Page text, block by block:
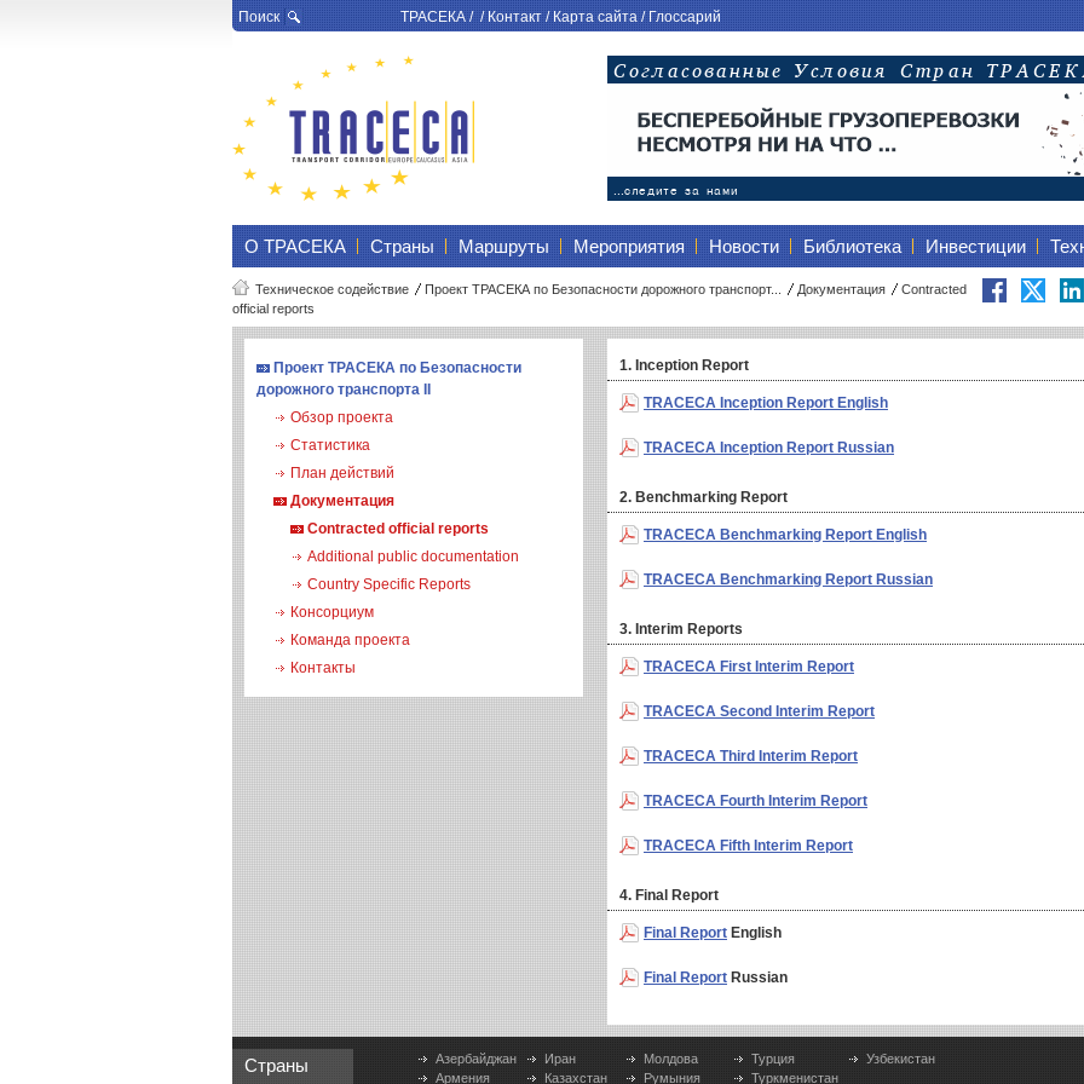
Поиск ТРАСЕКА/ /Контакт/Карта сайта/Глоссарий
О ТРАСЕКА Страны Маршруты Мероприятия Новости Библиотека Инвестиции
Техническое содействие Проект ТРАСЕКА по Безопасности дорожного транспорт... Документация
Contracted
official reports
Проект ТРАСЕКА по Безопасности
дорожного транспорта II
Обзор проекта
Статистика
План действий
Документация
Contracted official reports
Additional public documentation
Country Specific Reports
Консорциум
Команда проекта
Контакты
1. Inception Report
TRACECA Inception Report English
TRACECA Inception Report Russian
2. Benchmarking Report
TRACECA Benchmarking Report English
TRACECA Benchmarking Report Russian
3. Interim Reports
TRACECA First Interim Report
TRACECA Second Interim Report
TRACECA Third Interim Report
TRACECA Fourth Interim Report
TRACECA Fifth Interim Report
4. Final Report
Final Report English
Final Report Russian
Страны
Азербайджан
Армения
Иран
Казахстан
Молдова
Румыния
Турция
Туркменистан
Узбекистан